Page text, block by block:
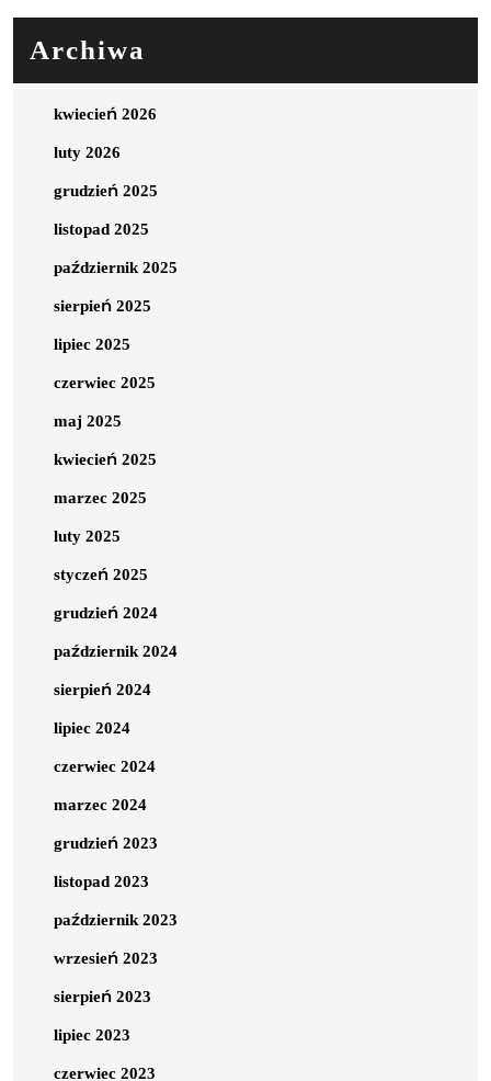
Archiwa
kwiecień 2026
luty 2026
grudzień 2025
listopad 2025
październik 2025
sierpień 2025
lipiec 2025
czerwiec 2025
maj 2025
kwiecień 2025
marzec 2025
luty 2025
styczeń 2025
grudzień 2024
październik 2024
sierpień 2024
lipiec 2024
czerwiec 2024
marzec 2024
grudzień 2023
listopad 2023
październik 2023
wrzesień 2023
sierpień 2023
lipiec 2023
czerwiec 2023